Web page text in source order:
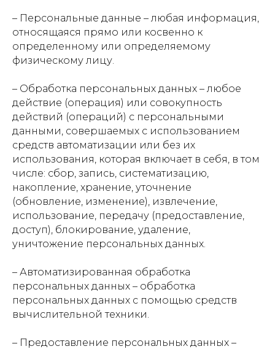
– Персональные данные – любая информация,
относящаяся прямо или косвенно к
определенному или определяемому
физическому лицу.
– Обработка персональных данных – любое
действие (операция) или совокупность
действий (операций) с персональными
данными, совершаемых с использованием
средств автоматизации или без их
использования, которая включает в себя, в том
числе: сбор, запись, систематизацию,
накопление, хранение, уточнение
(обновление, изменение), извлечение,
использование, передачу (предоставление,
доступ), блокирование, удаление,
уничтожение персональных данных.
– Автоматизированная обработка
персональных данных – обработка
персональных данных с помощью средств
вычислительной техники.
– Предоставление персональных данных –